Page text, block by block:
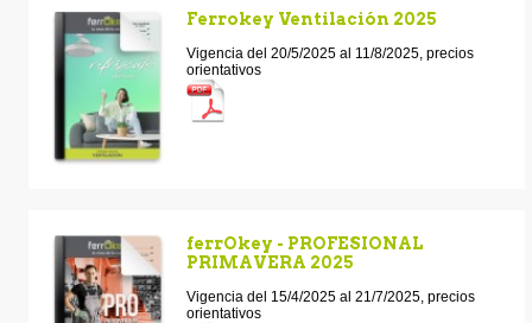
Ferrokey Ventilación 2025
Vigencia del 20/5/2025 al 11/8/2025, precios
orientativos
ferrOkey - PROFESIONAL
PRIMAVERA 2025
Vigencia del 15/4/2025 al 21/7/2025, precios
orientativos